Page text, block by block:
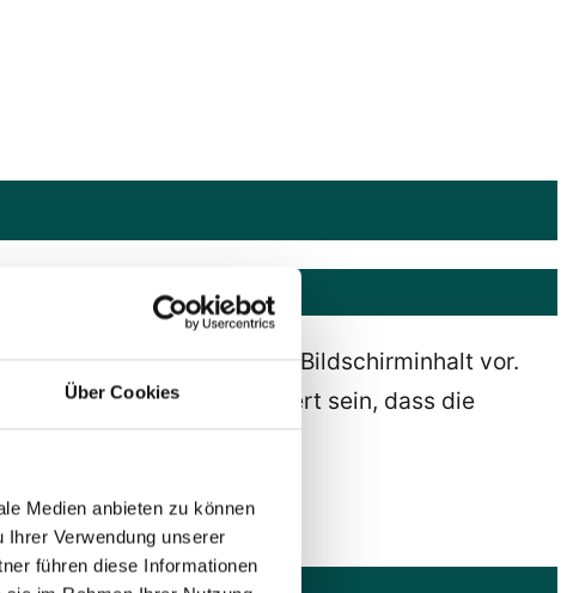
Über Cookies
Medien anbieten zu können
Verwendung unserer
führen diese Informationen
Ein Screenreader liest den Bildschirminhalt vor.
diese so programmiert sein, dass die
vor.